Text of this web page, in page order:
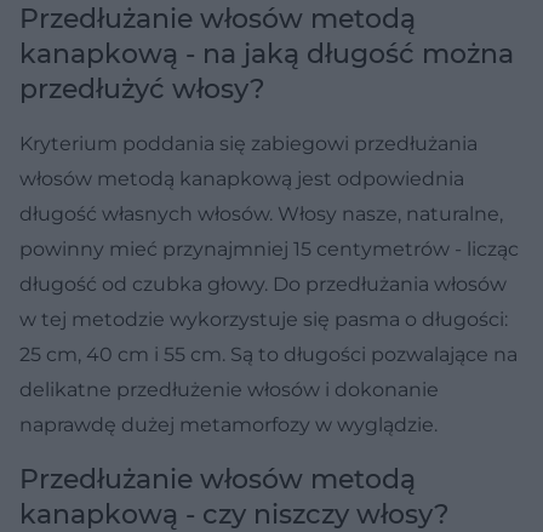
Przedłużanie włosów metodą
kanapkową - na jaką długość można
przedłużyć włosy?
Kryterium poddania się zabiegowi przedłużania
włosów metodą kanapkową jest odpowiednia
długość własnych włosów. Włosy nasze, naturalne,
powinny mieć przynajmniej 15 centymetrów - licząc
długość od czubka głowy. Do przedłużania włosów
w tej metodzie wykorzystuje się pasma o długości:
25 cm, 40 cm i 55 cm. Są to długości pozwalające na
delikatne przedłużenie włosów i dokonanie
naprawdę dużej metamorfozy w wyglądzie.
Przedłużanie włosów metodą
kanapkową - czy niszczy włosy?